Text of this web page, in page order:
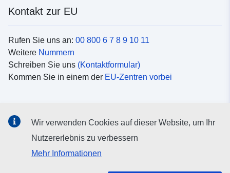
Kontakt zur EU
Rufen Sie uns an: 00 800 6 7 8 9 10 11
Weitere Nummern
Schreiben Sie uns (Kontaktformular)
Kommen Sie in einem der EU-Zentren vorbei
Suche nach EUSocial-Media-Kanäle
Wir verwenden Cookies auf dieser Website, um Ihr
Nutzererlebnis zu verbessern
Mehr Informationen